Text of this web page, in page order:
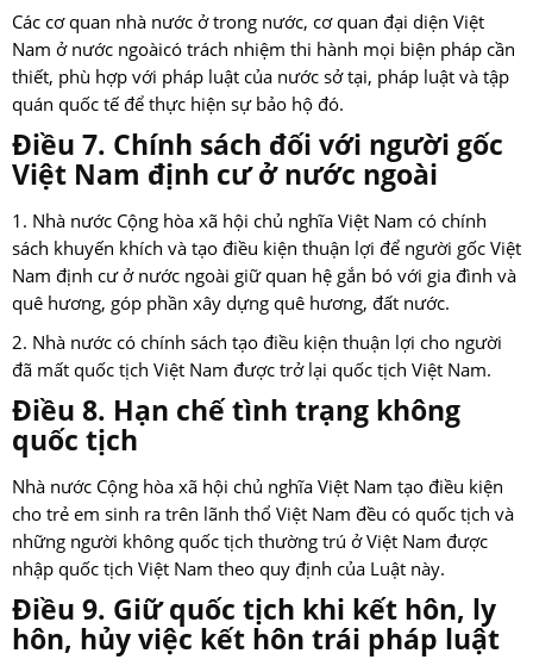
Các cơ quan nhà nước ở trong nước, cơ quan đại diện Việt
Nam ở nước ngoàicó trách nhiệm thi hành mọi biện pháp cần
thiết, phù hợp với pháp luật của nước sở tại, pháp luật và tập
quán quốc tế để thực hiện sự bảo hộ đó.
Điều 7. Chính sách đối với người gốc
Việt Nam định cư ở nước ngoài
1. Nhà nước Cộng hòa xã hội chủ nghĩa Việt Nam có chính
sách khuyến khích và tạo điều kiện thuận lợi để người gốc Việt
Nam định cư ở nước ngoài giữ quan hệ gắn bó với gia đình và
quê hương, góp phần xây dựng quê hương, đất nước.
2. Nhà nước có chính sách tạo điều kiện thuận lợi cho người
đã mất quốc tịch Việt Nam được trở lại quốc tịch Việt Nam.
Điều 8. Hạn chế tình trạng không
quốc tịch
Nhà nước Cộng hòa xã hội chủ nghĩa Việt Nam tạo điều kiện
cho trẻ em sinh ra trên lãnh thổ Việt Nam đều có quốc tịch và
những người không quốc tịch thường trú ở Việt Nam được
nhập quốc tịch Việt Nam theo quy định của Luật này.
Điều 9. Giữ quốc tịch khi kết hôn, ly
hôn, hủy việc kết hôn trái pháp luật